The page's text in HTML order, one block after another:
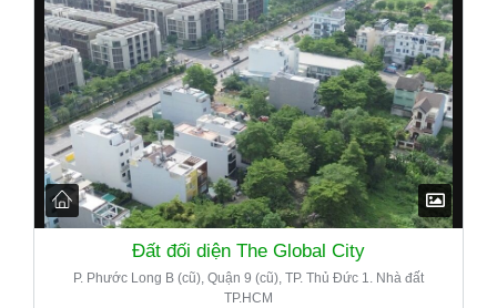
Đất đối diện The Global City
P. Phước Long B (cũ), Quận 9 (cũ), TP. Thủ Đức 1. Nhà đất
TP.HCM